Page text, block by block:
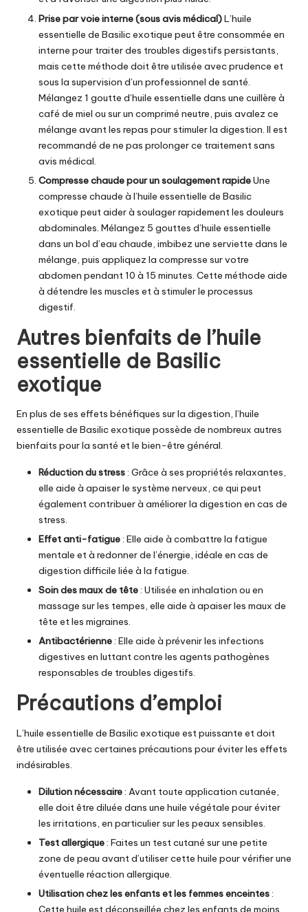
Prise par voie interne (sous avis médical)L’huile
essentielle de Basilic exotique peut être consommée en
interne pour traiter des troubles digestifs persistants,
mais cette méthode doit être utilisée avec prudence et
sous la supervision d’un professionnel de santé.
Mélangez 1 goutte d’huile essentielle dans une cuillère à
café de miel ou sur un comprimé neutre, puis avalez ce
mélange avant les repas pour stimuler la digestion. Il est
recommandé de ne pas prolonger ce traitement sans
avis médical.
Compresse chaude pour un soulagement rapideUne
compresse chaude à l’huile essentielle de Basilic
exotique peut aider à soulager rapidement les douleurs
abdominales. Mélangez 5 gouttes d’huile essentielle
dans un bol d’eau chaude, imbibez une serviette dans le
mélange, puis appliquez la compresse sur votre
abdomen pendant 10 à 15 minutes. Cette méthode aide
à détendre les muscles et à stimuler le processus
digestif.
Autres bienfaits de l’huile
essentielle de Basilic
exotique
En plus de ses effets bénéfiques sur la digestion, l’huile
essentielle de Basilic exotique possède de nombreux autres
bienfaits pour la santé et le bien-être général.
Réduction du stress: Grâce à ses propriétés relaxantes,
elle aide à apaiser le système nerveux, ce qui peut
également contribuer à améliorer la digestion en cas de
stress.
Effet anti-fatigue: Elle aide à combattre la fatigue
mentale et à redonner de l’énergie, idéale en cas de
digestion difficile liée à la fatigue.
Soin des maux de tête: Utilisée en inhalation ou en
massage sur les tempes, elle aide à apaiser les maux de
tête et les migraines.
Antibactérienne: Elle aide à prévenir les infections
digestives en luttant contre les agents pathogènes
responsables de troubles digestifs.
Précautions d’emploi
L’huile essentielle de Basilic exotique est puissante et doit
être utilisée avec certaines précautions pour éviter les effets
indésirables.
Dilution nécessaire: Avant toute application cutanée,
elle doit être diluée dans une huile végétale pour éviter
les irritations, en particulier sur les peaux sensibles.
Test allergique: Faites un test cutané sur une petite
zone de peau avant d’utiliser cette huile pour vérifier une
éventuelle réaction allergique.
Utilisation chez les enfants et les femmes enceintes:
Cette huile est déconseillée chez les enfants de moins